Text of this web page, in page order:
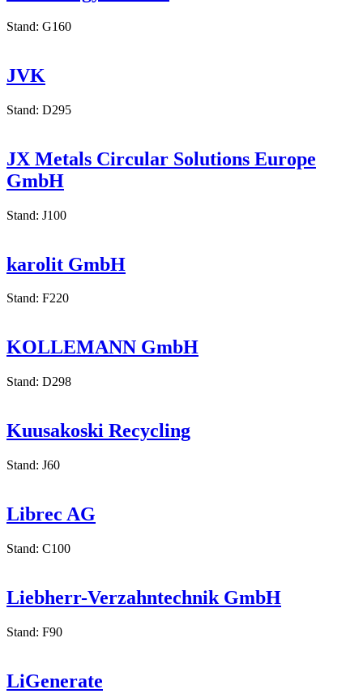
Technology Co. Ltd
JVK
GmbH
Stand: J100
karolit GmbH
Stand: F220
KOLLEMANN GmbH
Stand: D298
Kuusakoski Recycling
Stand: J60
Librec AG
Stand: C100
Liebherr-Verzahntechnik GmbH
Stand: F90